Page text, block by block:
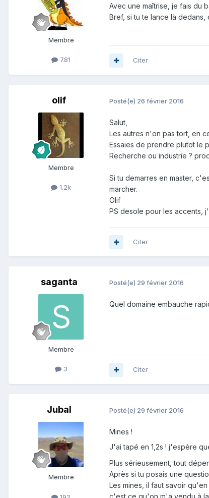
Membre
781
Avec une maîtrise, je fais du
Bref, si tu te lance là dedans,
Citer
olif
Membre
1.2k
Posté(e) 26 février 2016
Salut,
Les autres n'on pas tort, en
Essaies de prendre plutot le
Recherche ou industrie ?
.
Si tu demarres en master,
marcher.
Olif
PS desole pour les accents,
Citer
saganta
Membre
3
Posté(e) 29 février 2016
Quel domaine embauche
Citer
Jubal
Membre
Posté(e) 29 février 2016
Mines !
J'ai tapé en 1,2s ! j'espère
Plus sérieusement, tout
Après si tu posais une
Les mines, il faut savoir